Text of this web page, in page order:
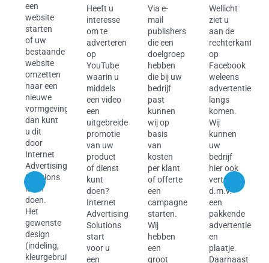
een
website
starten
of uw
bestaande
website
omzetten
naar een
nieuwe
vormgeving
dan kunt
u dit
door
Internet
Advertising
Solutions
laten
doen.
Het
gewenste
design
(indeling,
kleurgebruik
Heeft u
interesse
om te
adverteren
op
YouTube
waarin u
middels
een video
een
uitgebreide
promotie
van uw
product
of dienst
kunt
doen?
Internet
Advertising
Solutions
start
voor u
een
Via e-
mail
publishers
die een
doelgroep
hebben
die bij uw
bedrijf
past
kunnen
wij op
basis
van
kosten
per klant
of offerte
een
campagne
starten.
Wij
hebben
een
groot
Wellicht
ziet u
aan de
rechterkant
op
Facebook
weleens
advertenties
langs
komen.
Wij
kunnen
uw
bedrijf
hier ook
vertonen,
d.m.v.
een
pakkende
advertentie
en
plaatje.
Daarnaast